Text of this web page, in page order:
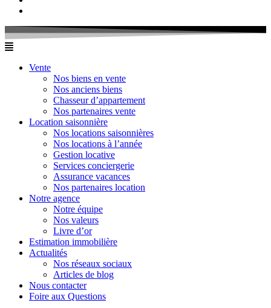
Vente
Nos biens en vente
Nos anciens biens
Chasseur d’appartement
Nos partenaires vente
Location saisonnière
Nos locations saisonnières
Nos locations à l’année
Gestion locative
Services conciergerie
Assurance vacances
Nos partenaires location
Notre agence
Notre équipe
Nos valeurs
Livre d’or
Estimation immobilière
Actualités
Nos réseaux sociaux
Articles de blog
Nous contacter
Foire aux Questions